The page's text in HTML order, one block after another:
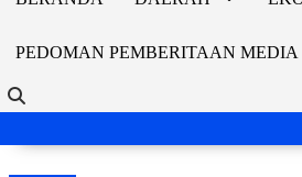
PEDOMAN PEMBERITAAN MEDIA